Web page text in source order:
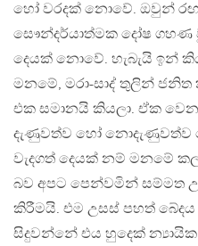
හෝ වරදක් නොවේ. ඔවුන් රඟ
සෞන්දර්යාත්මක දෝෂ ගහණ
දෙයක් නොවේ. හැබැයි ඉන්
මනමේ, මරා-සාද් තුලින් ජනිත
එක සමානයි කියලා. ඒක
දැණුවත්ව හෝ නොදැණුවත්ව
වැදගත් දෙයක් නම් මනමේ
බව අපට පෙන්වමින් සම්මත
කිරීමයි. එම උසස් පහත් බේදය
සිදුවන්නේ එය හුදෙක්